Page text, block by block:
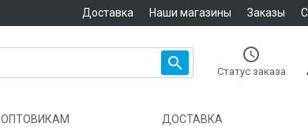
Доставка Наши магазины Заказы
 
Статус заказа
ОПТОВИКАМ ДОСТАВКА